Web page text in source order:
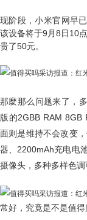
现阶段，小米官网早
该设备将于9月8日10
贵了50元。
那麼那么问题来了，
版的2GBB RAM 8GB
面则是维持不会改变
器、2200mAh充电电
摄像头，多种多样色调
常好，究竟是不是值得